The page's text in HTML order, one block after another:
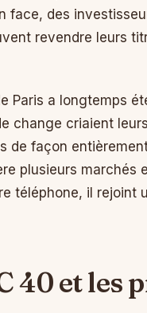
face, des
revendre leurs
Paris a longtemps
change criaient
de façon
plusieurs
téléphone, il rejoint
40 et les